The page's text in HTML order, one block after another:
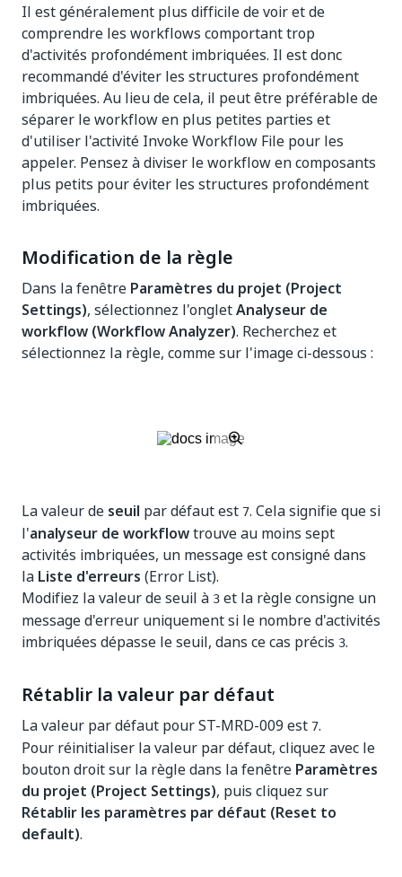
Il est généralement plus difficile de voir et de
comprendre les workflows comportant trop
d'activités profondément imbriquées. Il est donc
recommandé d'éviter les structures profondément
imbriquées. Au lieu de cela, il peut être préférable de
séparer le workflow en plus petites parties et
d'utiliser l'activité Invoke Workflow File pour les
appeler. Pensez à diviser le workflow en composants
plus petits pour éviter les structures profondément
imbriquées.
Modification de la règle
Dans la fenêtre Paramètres du projet (Project
Settings), sélectionnez l'ongletAnalyseur de
workflow (Workflow Analyzer). Recherchez et
sélectionnez la règle, comme sur l'image ci-dessous :
La valeur de seuil par défaut est 7. Cela signifie que si
l'analyseur de workflowtrouve au moins sept
activités imbriquées, un message est consigné dans
la Liste d'erreurs (Error List).
Modifiez la valeur de seuil à 3 et la règle consigne un
message d'erreur uniquement si le nombre d'activités
imbriquées dépasse le seuil, dans ce cas précis 3.
Rétablir la valeur par défaut
La valeur par défaut pour ST-MRD-009 est 7.
Pour réinitialiser la valeur par défaut, cliquez avec le
bouton droit sur la règle dans la fenêtre Paramètres
du projet (Project Settings), puis cliquez sur
Rétablir les paramètres par défaut (Reset to
default).